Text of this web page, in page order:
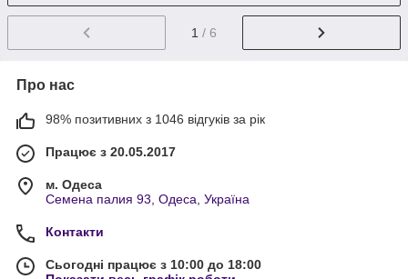
1 / 6
Про нас
98% позитивних з 1046 відгуків за рік
Працює з 20.05.2017
м. Одеса
Семена палия 93, Одеса, Україна
Контакти
Сьогодні працює з 10:00 до 18:00